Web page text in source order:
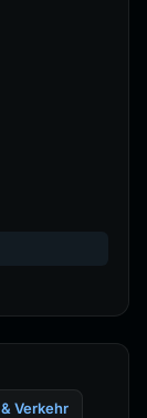
Verkehr